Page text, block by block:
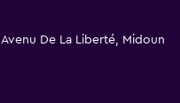
De La Liberté, Midoun